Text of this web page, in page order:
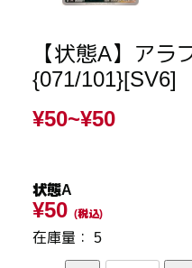
【状態A】アラ
{071/101}[SV6]
¥50~¥50
状態A
¥50 (税込)
在庫量： 5